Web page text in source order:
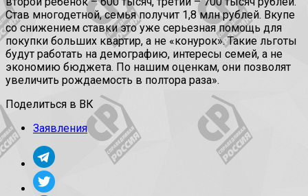
Став многодетной, семья получит 1,8 млн рублей. Вкупе
со снижением ставки это уже серьезная помощь для
покупки больших квартир, а не «конурок». Такие льготы
будут работать на демографию, интересы семей, а не
экономию бюджета. По нашим оценкам, они позволят
увеличить рождаемость в полтора раза».
Поделиться в ВК
Заявления